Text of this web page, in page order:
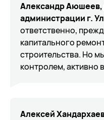
Александр Аюшеев,
администрации г.
ответственно,
капитального
строительства. Но
контролем, активно
Алексей